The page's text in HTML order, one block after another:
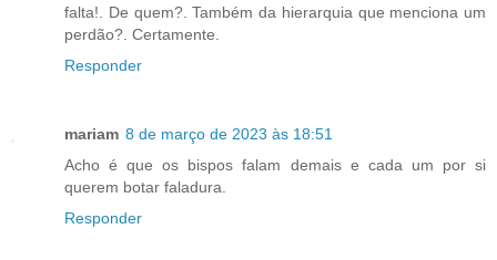
falta!. De quem?. Também da hierarquia que menciona um
perdão?. Certamente.
Responder
mariam 8 de março de 2023 às 18:51
Acho é que os bispos falam demais e cada um por si
querem botar faladura.
Responder